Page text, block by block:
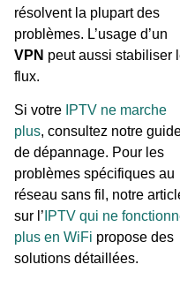
résolvent la plupart des
problèmes. L’usage d’un
VPN peut aussi stabiliser
flux.
Si votre IPTV ne marche
plus, consultez notre
de dépannage. Pour les
problèmes spécifiques au
réseau sans fil, notre
sur l’ IPTV qui ne
plus en WiFi propose des
solutions détaillées.